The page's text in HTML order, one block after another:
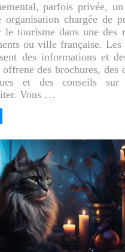
parfois privée,
organisation chargée de
le tourisme dans une des
ou ville française.
des informations et
des brochures, des
et des conseils
Vous …